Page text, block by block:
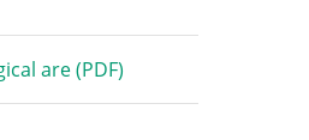
are (PDF)